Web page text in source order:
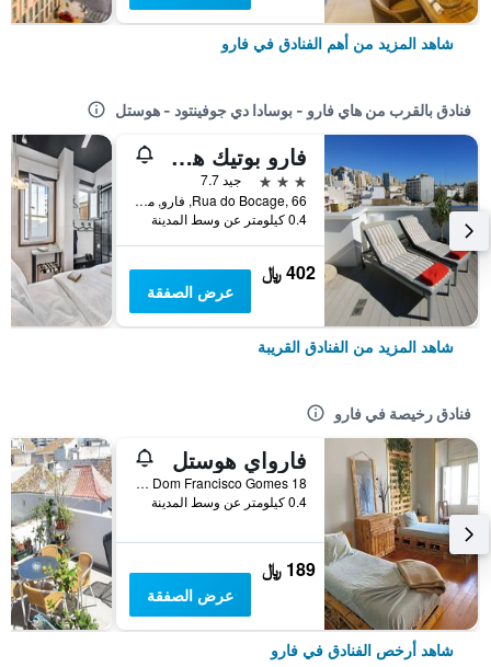
شاهد المزيد من أهم الفنادق في فارو
فنادق بالقرب من هاي فارو - بوسادا دي جوفينتود - هوستل
فارو بوتيك هوتل
3 نجوم
جيد 7.7
Rua do Bocage, 66, فارو, منطقة فارو, البرتغال
0.4 كيلومتر عن وسط المدينة
402 ﷼
عرض الصفقة
شاهد المزيد من الفنادق القريبة
فنادق رخيصة في فارو
فارواي هوستل
Rua Dom Francisco Gomes 18, فارو, منطقة فارو, البرتغال
0.4 كيلومتر عن وسط المدينة
189 ﷼
عرض الصفقة
شاهد أرخص الفنادق في فارو